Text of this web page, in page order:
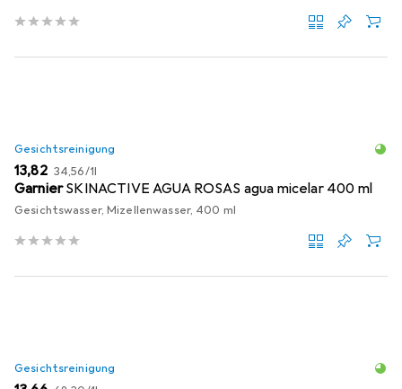
Gesichtsreinigung
EUR
13,82 EUR
34,56/1l
GarnierSKINACTIVE AGUA ROSAS agua micelar 400 ml
Gesichtswasser, Mizellenwasser, 400 ml
Gesichtsreinigung